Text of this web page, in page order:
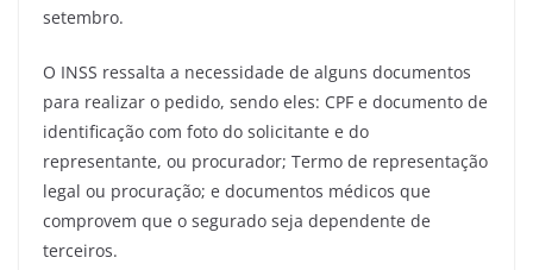
setembro.
O INSS ressalta a necessidade de alguns documentos
para realizar o pedido, sendo eles: CPF e documento de
identificação com foto do solicitante e do
representante, ou procurador; Termo de representação
legal ou procuração; e documentos médicos que
comprovem que o segurado seja dependente de
terceiros.